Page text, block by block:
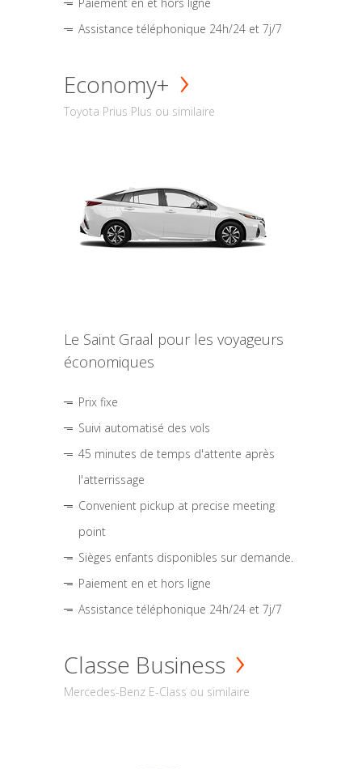
Assistance téléphonique 24h/24 et 7j/7
Economy+
Toyota Prius Plus ou similaire
Le Saint Graal pour les voyageurs
économiques
Prix fixe
Suivi automatisé des vols
45 minutes de temps d'attente après
l'atterrissage
Convenient pickup at precise meeting
point
Sièges enfants disponibles sur demande.
Paiement en et hors ligne
Assistance téléphonique 24h/24 et 7j/7
Classe Business
Mercedes-Benz E-Class ou similaire